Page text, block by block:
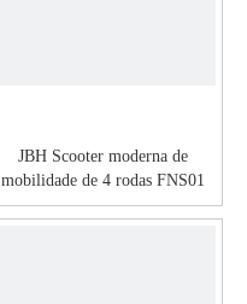
JBH Scooter moderna de
mobilidade de 4 rodas FNS01